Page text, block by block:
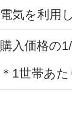
電気を利用
購入価格の
＊1世帯あ